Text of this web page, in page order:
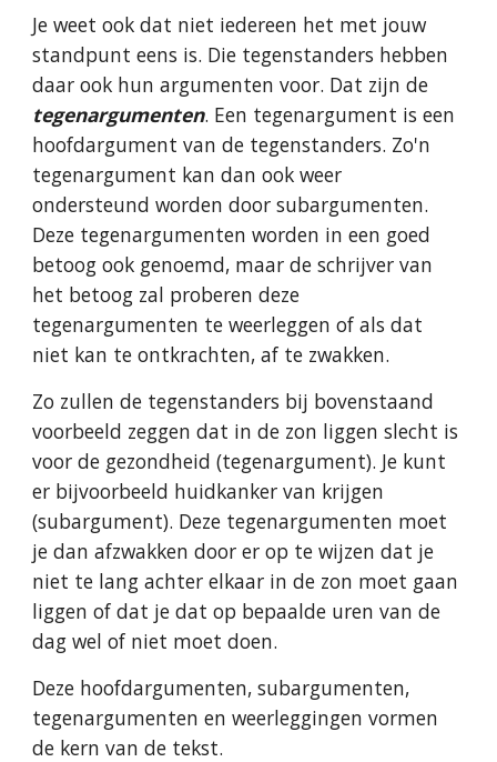
Je weet ook dat niet iedereen het met jouw
standpunt eens is. Die tegenstanders hebben
tegenargumenten. Een tegenargument is een
hoofdargument van de tegenstanders. Zo'n
tegenargument kan dan ook weer
ondersteund worden door subargumenten.
Deze tegenargumenten worden in een goed
betoog ook genoemd, maar de schrijver van
het betoog zal proberen deze
tegenargumenten te weerleggen of als dat
niet kan te ontkrachten, af te zwakken.
Zo zullen de tegenstanders bij bovenstaand
voorbeeld zeggen dat in de zon liggen slecht is
voor de gezondheid (tegenargument). Je kunt
er bijvoorbeeld huidkanker van krijgen
(subargument). Deze tegenargumenten moet
je dan afzwakken door er op te wijzen dat je
niet te lang achter elkaar in de zon moet gaan
liggen of dat je dat op bepaalde uren van de
dag wel of niet moet doen.
Deze hoofdargumenten, subargumenten,
tegenargumenten en weerleggingen vormen
de kern van de tekst.